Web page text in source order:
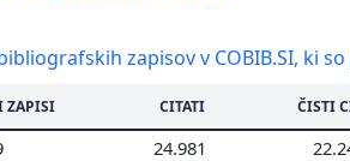
zapisov v COBIB.SI, ki
ZAPISI CITATI ČISTI
24.981